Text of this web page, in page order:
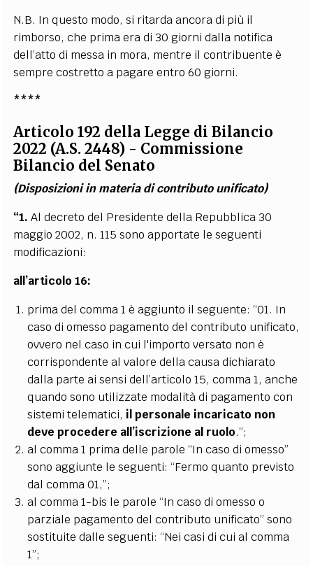
N.B. In questo modo, si ritarda ancora di più il
rimborso, che prima era di 30 giorni dalla notifica
dell’atto di messa in mora, mentre il contribuente è
sempre costretto a pagare entro 60 giorni.
****
Articolo 192 della Legge di Bilancio
2022 (A.S. 2448) - Commissione
Bilancio del Senato
(Disposizioni in materia di contributo unificato)
“1.Al decreto del Presidente della Repubblica 30
maggio 2002, n. 115 sono apportate le seguenti
modificazioni:
all’articolo 16:
prima del comma 1 è aggiunto il seguente: “01. In
caso di omesso pagamento del contributo unificato,
ovvero nel caso in cui l'importo versato non è
corrispondente al valore della causa dichiarato
dalla parte ai sensi dell’articolo 15, comma 1, anche
quando sono utilizzate modalità di pagamento con
sistemi telematici, il personale incaricato non
deve procedere all’iscrizione al ruolo.”;
al comma 1 prima delle parole “In caso di omesso”
sono aggiunte le seguenti: “Fermo quanto previsto
dal comma 01,”;
al comma 1-bis le parole “In caso di omesso o
parziale pagamento del contributo unificato” sono
sostituite dalle seguenti: “Nei casi di cui al comma
1”;